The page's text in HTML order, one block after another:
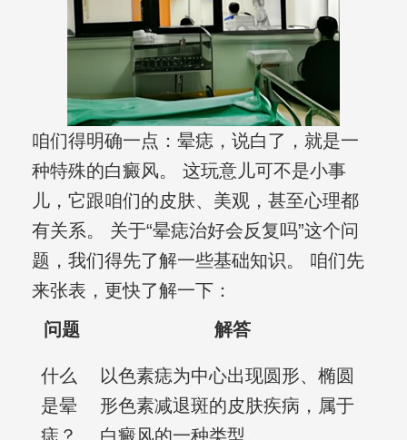
咱们得明确一点：晕痣，说白了，就是一
种特殊的白癜风。 这玩意儿可不是小事
儿，它跟咱们的皮肤、美观，甚至心理都
有关系。 关于“晕痣治好会反复吗”这个问
题，我们得先了解一些基础知识。 咱们先
来张表，更快了解一下：
问题
解答
什么
是晕
痣？
以色素痣为中心出现圆形、椭圆
形色素减退斑的皮肤疾病，属于
白癜风的一种类型。